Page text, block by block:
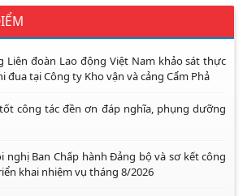
Liên đoàn Lao động Việt Nam khảo sát thực
tại Công ty Kho vận và cảng Cẩm Phả
công tác đền ơn đáp nghĩa, phụng dưỡng
nghị Ban Chấp hành Đảng bộ và sơ kết công
khai nhiệm vụ tháng 8/2026